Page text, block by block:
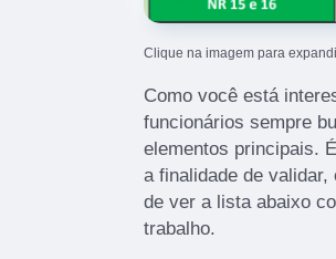
Clique na imagem para
Como você está
funcionários sempre
elementos principais.
a finalidade de
de ver a lista abaixo
trabalho.